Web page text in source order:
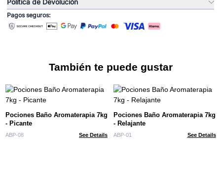
Politica de Devolución
Pagos seguros:
También te puede gustar
Pociones Baño Aromaterapia 7kg
- Picante
ABP-08 See Details
Pociones Baño Aromaterapia 7kg
- Relajante
ABP-01 See Details